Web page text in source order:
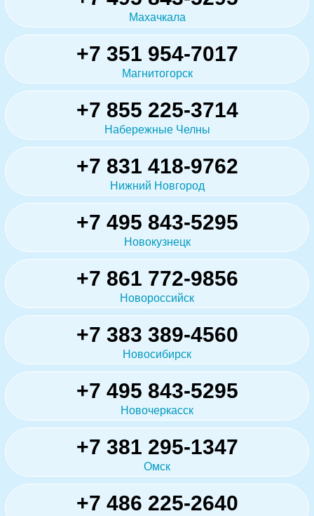
Махачкала
+7 351 954-7017
Магнитогорск
+7 855 225-3714
Набережные Челны
+7 831 418-9762
Нижний Новгород
+7 495 843-5295
Новокузнецк
+7 861 772-9856
Новороссийск
+7 383 389-4560
Новосибирск
+7 495 843-5295
Новочеркасск
+7 381 295-1347
Омск
+7 486 225-2640